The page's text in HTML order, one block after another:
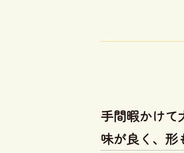
手間暇かけて
味が良く、形